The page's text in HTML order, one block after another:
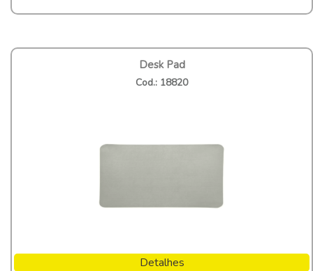
Desk Pad
Cod.: 18820
Detalhes